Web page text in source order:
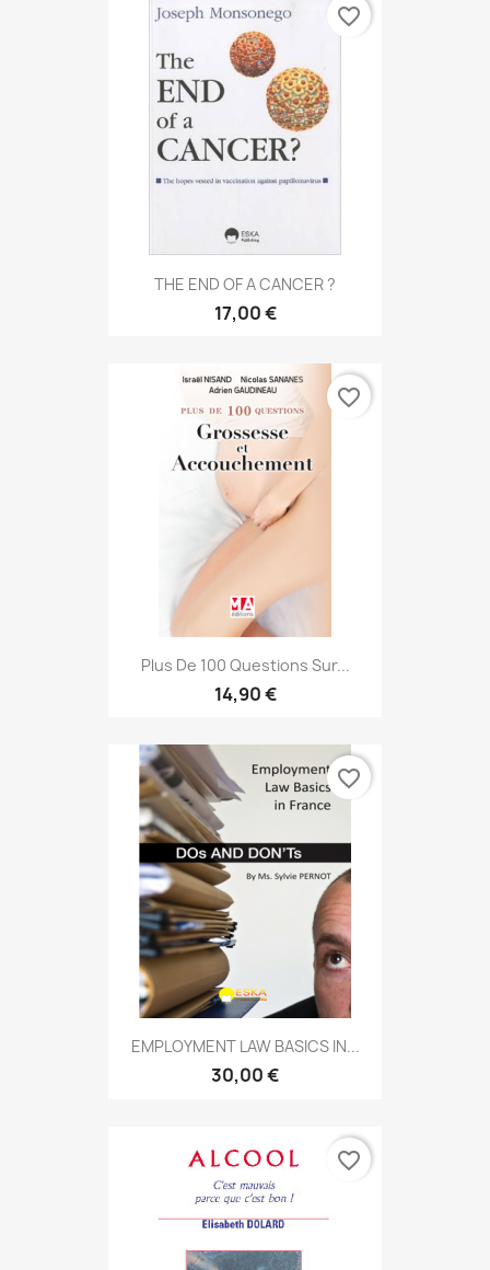
THE END OF A CANCER ?
17,00 €
favorite_border
Plus De 100 Questions Sur...
14,90 €
favorite_border
EMPLOYMENT LAW BASICS IN...
30,00 €
favorite_border
favorite_border